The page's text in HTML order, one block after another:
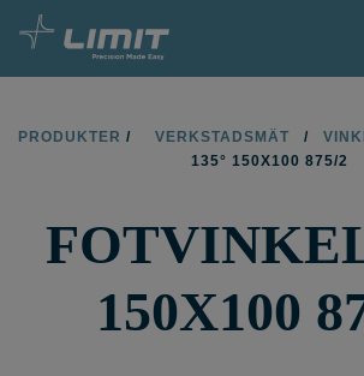
PRODUKTER
HITTA BUTIK
KONTAKT
PRODUKTER / VERKSTADSMÄT /
135° 150X100 875/2
150X100